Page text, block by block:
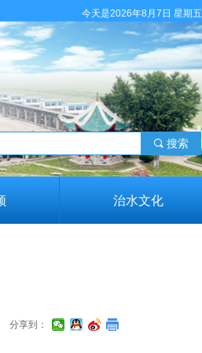
治水文化
끠 搜索
今天是2026年8月7日 星期五
分享到：